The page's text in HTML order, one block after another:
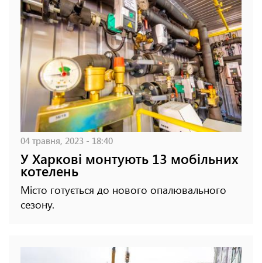
04 травня, 2023 - 18:40
У Харкові монтують 13 мобільних
котелень
Місто готується до нового опалювального
сезону.